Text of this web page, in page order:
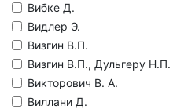
Вибке Д.
Видлер Э.
Визгин В.П.
Визгин В.П., Дульгеру Н.П.
Викторович В. А.
Виллани Д.